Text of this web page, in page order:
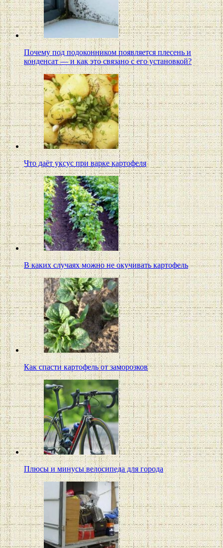
Почему под подоконником появляется плесень и
конденсат — и как это связано с его установкой?
Что даёт уксус при варке картофеля
В каких случаях можно не окучивать картофель
Как спасти картофель от заморозков
Плюсы и минусы велосипеда для города